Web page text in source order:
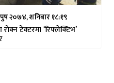
२०७४, शनिबार १८:१९
रोक्न टेक्टरमा ‘रिफ्लेक्टिभ’